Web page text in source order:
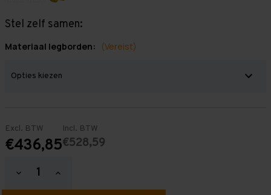
Stel zelf samen:
Materiaal legborden: (Vereist)
Excl. BTW
€436,85
Incl. BTW
€528,59
Hoeveelheid
verlagen
Hoeveelheid
verhogen